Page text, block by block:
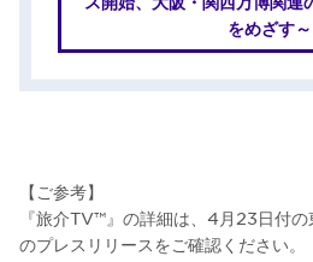
をめざす～
【ご参考】
『旅介TV™』の詳細は、4月23日付
のプレスリリースをご確認ください。